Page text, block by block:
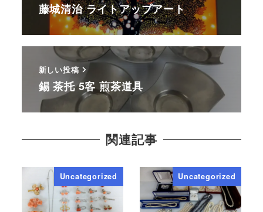
藤城清治 ライトアップアート
新しい投稿
錫 茶托 5客 煎茶道具
関連記事
Uncategorized Uncategorized